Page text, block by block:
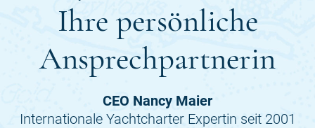
Ihre persönliche
Ansprechpartnerin
CEO Nancy Maier
Internationale Yachtcharter Expertin seit 2001